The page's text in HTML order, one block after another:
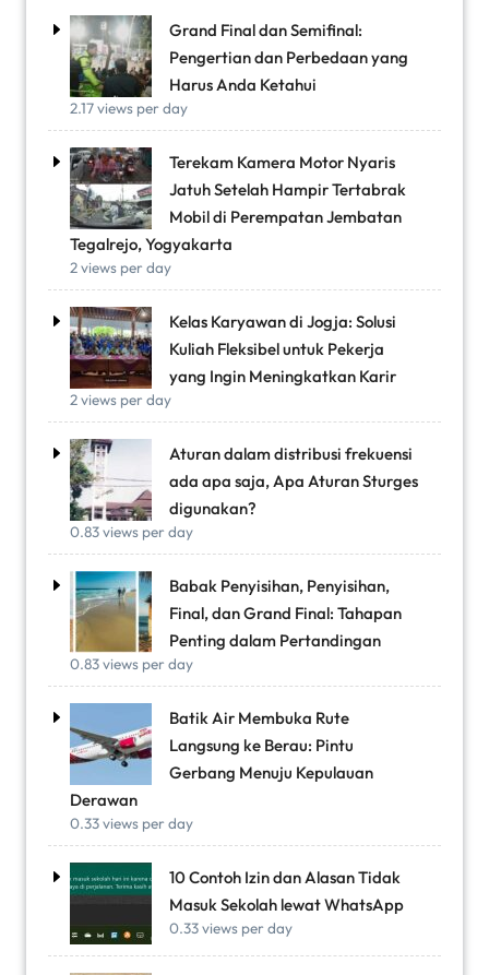
Grand Final dan Semifinal:
Pengertian dan Perbedaan yang
Harus Anda Ketahui
2.17 views per day
Terekam Kamera Motor Nyaris
Jatuh Setelah Hampir Tertabrak
Mobil di Perempatan Jembatan
Tegalrejo, Yogyakarta
2 views per day
Kelas Karyawan di Jogja: Solusi
Kuliah Fleksibel untuk Pekerja
yang Ingin Meningkatkan Karir
2 views per day
Aturan dalam distribusi frekuensi
ada apa saja, Apa Aturan Sturges
digunakan?
0.83 views per day
Babak Penyisihan, Penyisihan,
Final, dan Grand Final: Tahapan
Penting dalam Pertandingan
0.83 views per day
Batik Air Membuka Rute
Langsung ke Berau: Pintu
Gerbang Menuju Kepulauan
Derawan
0.33 views per day
10 Contoh Izin dan Alasan Tidak
Masuk Sekolah lewat WhatsApp
0.33 views per day